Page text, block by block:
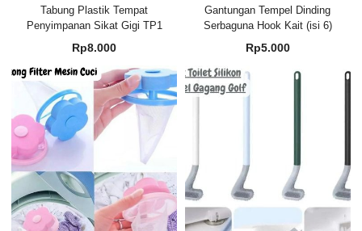
Tabung Plastik Tempat
Penyimpanan Sikat Gigi TP1
Rp8.000
Gantungan Tempel Dinding
Serbaguna Hook Kait (isi 6)
Rp5.000